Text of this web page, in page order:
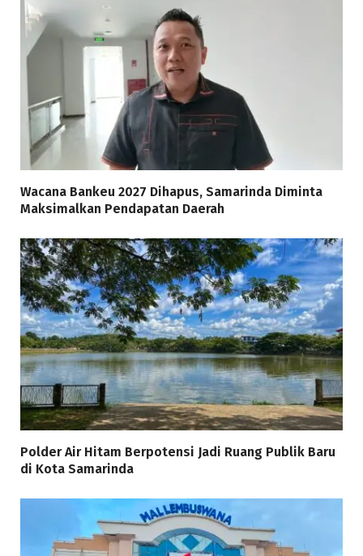
Wacana Bankeu 2027 Dihapus, Samarinda Diminta
Maksimalkan Pendapatan Daerah
Polder Air Hitam Berpotensi Jadi Ruang Publik Baru
di Kota Samarinda